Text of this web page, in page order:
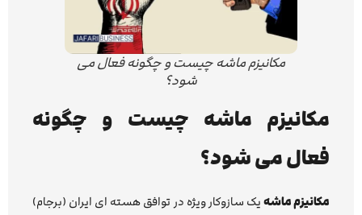
مکانیزم ماشه چیست و چگونه فعال می
شود؟
مکانیزم ماشه چیست و چگونه
فعال می شود؟
مکانیزم ماشهیک سازوکار ویژه در توافق هسته ای ایران (برجام)